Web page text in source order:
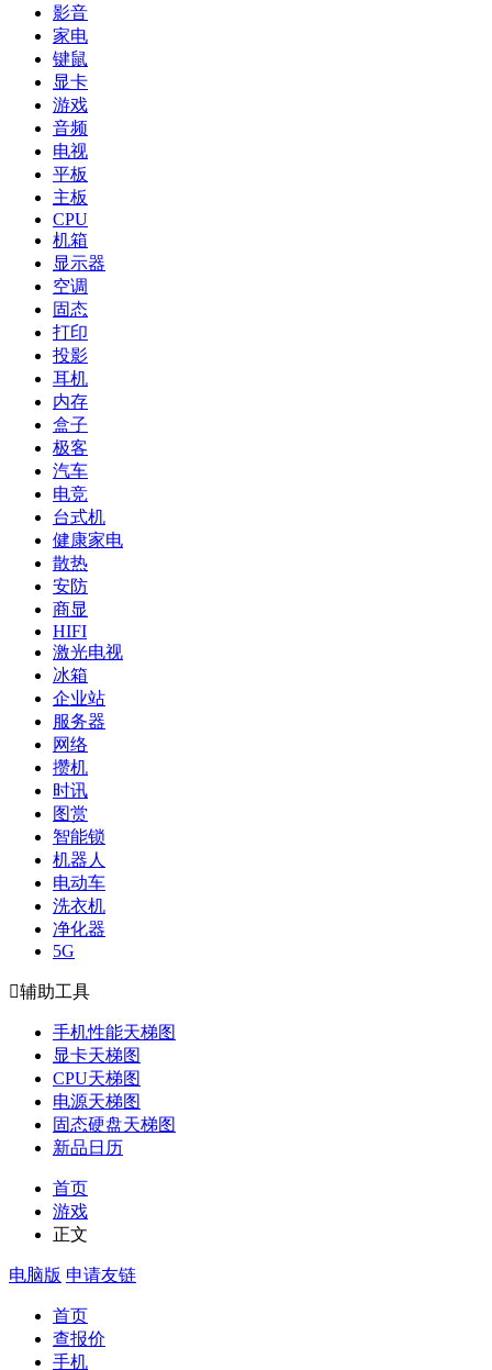
影音
家电
键鼠
显卡
游戏
音频
电视
平板
主板
CPU
机箱
显示器
空调
固态
打印
投影
耳机
内存
盒子
极客
汽车
电竞
台式机
健康家电
散热
安防
商显
HIFI
激光电视
冰箱
企业站
服务器
网络
攒机
时讯
图赏
智能锁
机器人
电动车
洗衣机
净化器
5G
辅助工具
手机性能天梯图
显卡天梯图
CPU天梯图
电源天梯图
固态硬盘天梯图
新品日历
首页
游戏
正文
电脑版 申请友链
首页
查报价
手机